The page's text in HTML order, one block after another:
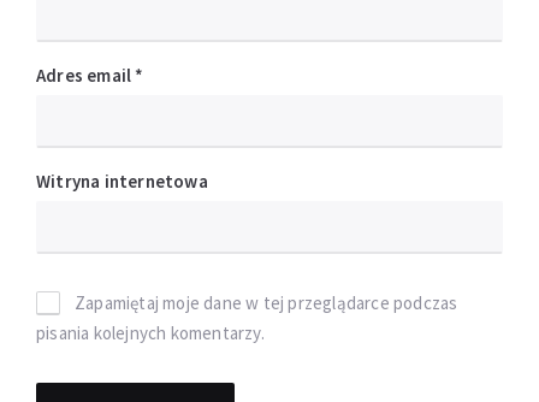
Adres email *
Witryna internetowa
Zapamiętaj moje dane w tej przeglądarce podczas
pisania kolejnych komentarzy.